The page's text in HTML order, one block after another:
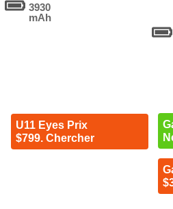
3930
mAh
U11 Eyes Prix
$799. Chercher